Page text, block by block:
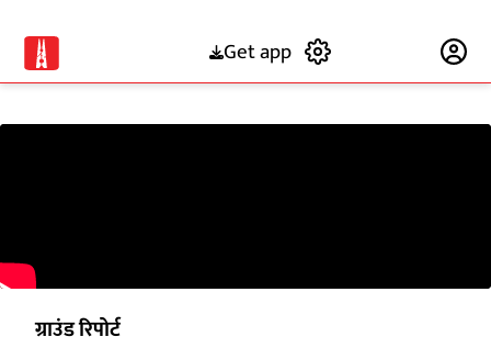
Get app
ग्राउंड रिपोर्ट